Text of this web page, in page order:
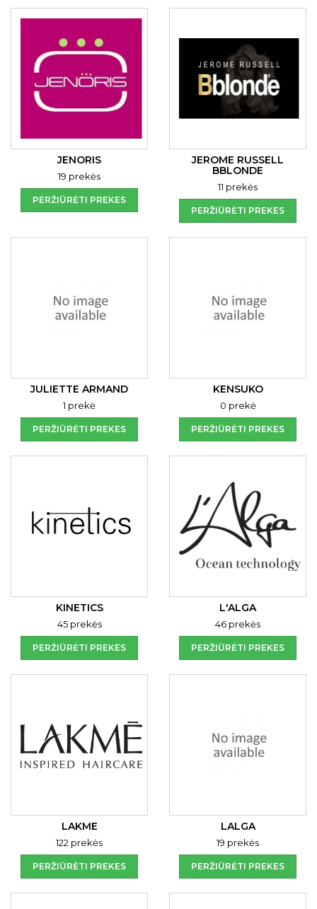
JENORIS
19 prekės
PERŽIŪRĖTI PREKES
JEROME RUSSELL
BBLONDE
11 prekės
PERŽIŪRĖTI PREKES
JULIETTE ARMAND
1 prekė
PERŽIŪRĖTI PREKES
KENSUKO
0 prekė
PERŽIŪRĖTI PREKES
KINETICS
45 prekės
PERŽIŪRĖTI PREKES
L'ALGA
46 prekės
PERŽIŪRĖTI PREKES
LAKME
122 prekės
PERŽIŪRĖTI PREKES
LALGA
19 prekės
PERŽIŪRĖTI PREKES